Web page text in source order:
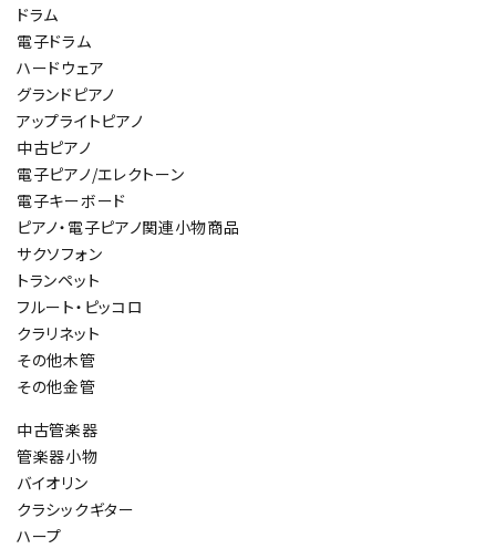
ドラム
電子ドラム
ハードウェア
グランドピアノ
アップライトピアノ
中古ピアノ
電子ピアノ/エレクトーン
電子キーボード
ピアノ・電子ピアノ関連小物商品
サクソフォン
トランペット
フルート・ピッコロ
クラリネット
その他木管
その他金管
中古管楽器
管楽器小物
バイオリン
クラシックギター
ハープ